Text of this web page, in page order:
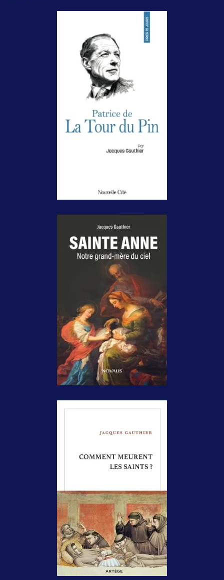
Prier 15 jours
avec Patrice de La
Tour du Pin
Paris,
Nouvelle Cité , 2026,
128 pages,
Sainte Anne,
notre grand-mère
du ciel
Montréal/Paris,
Novalis/Salvator, 2026,
126 pages, 19.95$,
14,90€.
Comment
?
Artège/Novalis, 2025,
240 pages, 18,90€,
24,95$.